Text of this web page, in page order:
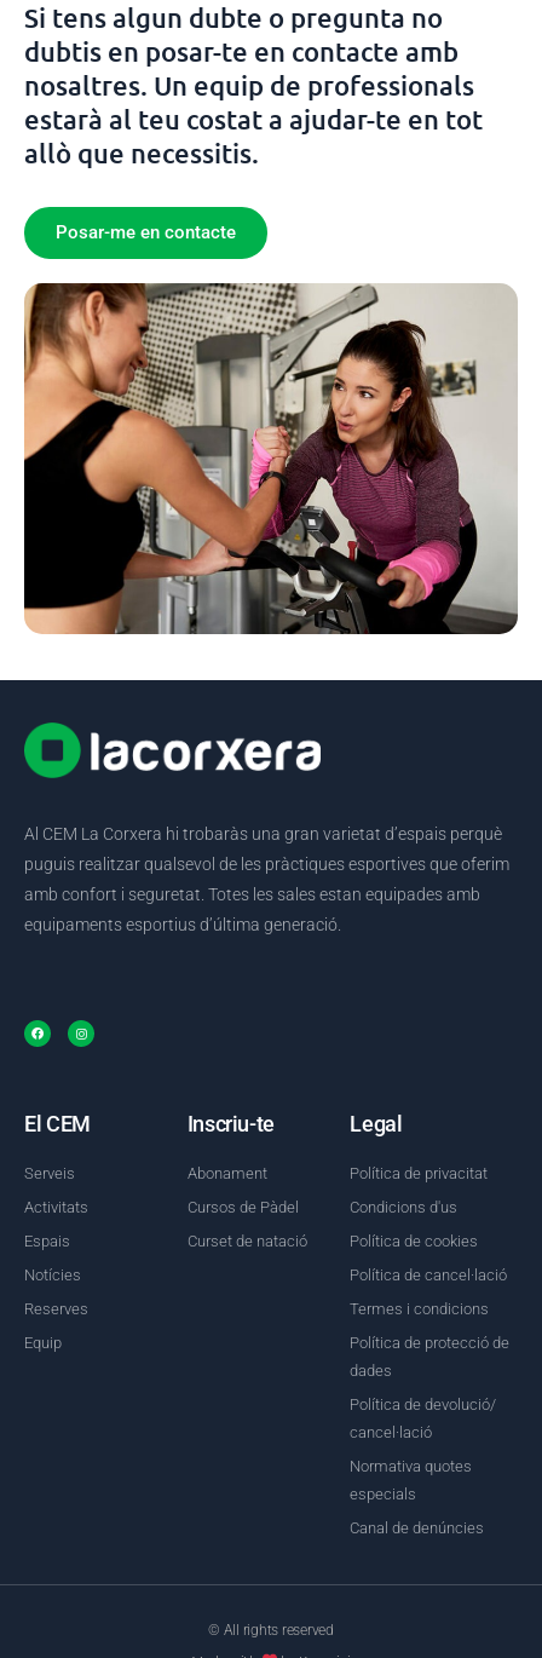
Si tens algun dubte o pregunta no
dubtis en posar-te en contacte amb
nosaltres. Un equip de professionals
estarà al teu costat a ajudar-te en tot
allò que necessitis.
Posar-me en contacte
Al CEM La Corxera hi trobaràs una gran varietat d’espais perquè
puguis realitzar qualsevol de les pràctiques esportives que oferim
amb confort i seguretat. Totes les sales estan equipades amb
equipaments esportius d’última generació.
El CEM
Serveis
Activitats
Espais
Notícies
Reserves
Equip
Inscriu-te
Abonament
Cursos de Pàdel
Curset de natació
Legal
Política de privacitat
Condicions d'us
Política de cookies
Política de cancel·lació
Termes i condicions
Política de protecció de
dades
Política de devolució/
cancel·lació
Normativa quotes
especials
Canal de denúncies
© All rights reserved